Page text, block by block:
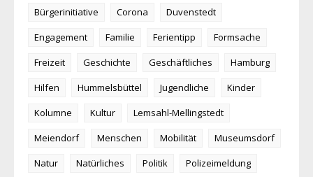
Bürgerinitiative
Corona
Duvenstedt
Engagement
Familie Ferientipp
Formsache
Freizeit
Geschichte Geschäftliches
Hamburg
Hilfen
Hummelsbüttel Jugendliche
Kinder
Kolumne
Kultur
Lemsahl-Mellingstedt
Meiendorf
Menschen Mobilität
Museumsdorf
Natur
Natürliches Politik
Polizeimeldung